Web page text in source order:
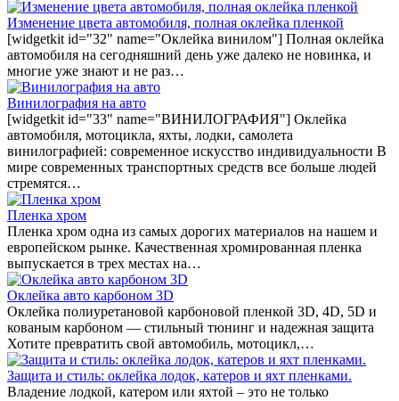
Изменение цвета автомобиля, полная оклейка пленкой
[widgetkit id="32" name="Оклейка винилом"] Полная оклейка
автомобиля на сегодняшний день уже далеко не новинка, и
многие уже знают и не раз…
Винилография на авто
[widgetkit id="33" name="ВИНИЛОГРАФИЯ"] Оклейка
автомобиля, мотоцикла, яхты, лодки, самолета
винилографией: современное искусство индивидуальности В
мире современных транспортных средств все больше людей
стремятся…
Пленка хром
Пленка хром одна из самых дорогих материалов на нашем и
европейском рынке. Качественная хромированная пленка
выпускается в трех местах на…
Оклейка авто карбоном 3D
Оклейка полиуретановой карбоновой пленкой 3D, 4D, 5D и
кованым карбоном — стильный тюнинг и надежная защита
Хотите превратить свой автомобиль, мотоцикл,…
Защита и стиль: оклейка лодок, катеров и яхт пленками.
Владение лодкой, катером или яхтой – это не только